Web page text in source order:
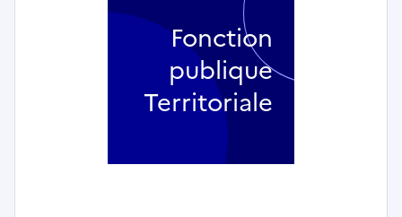
Fonction
publique
Territoriale